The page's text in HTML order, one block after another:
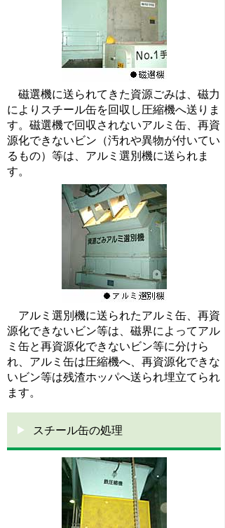
磁選機に送られてきた資源ごみは、磁力
によりスチール缶を回収し圧縮機へ送りま
す。磁選機で回収されないアルミ缶、再資
源化できないビン（汚れや異物が付いてい
るもの）等は、アルミ選別機に送られま
す。
アルミ選別機に送られたアルミ缶、再資
源化できないビン等は、磁界によってアル
ミ缶と再資源化できないビン等に分けら
れ、アルミ缶は圧縮機へ、再資源化できな
いビン等は残渣ホッパへ送られ埋立てられ
ます。
スチール缶の処理